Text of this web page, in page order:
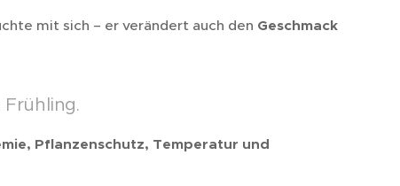
mit sich – er verändert auch den Geschmack
Frühling.
Pflanzenschutz, Temperatur und